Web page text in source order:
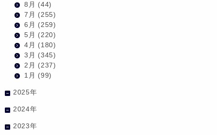
8月 (44)
7月 (255)
6月 (259)
5月 (220)
4月 (180)
3月 (345)
2月 (237)
1月 (99)
2025年
2024年
2023年